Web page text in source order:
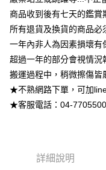
流程，驗證手機門號後，選
成交易。
3.實際核准額度、可分期數
4.訂單成立30分鐘內，如未
法說明評估內容。
【繳款方式說明】
1.分期款項不併入電信帳單
醒簡訊。
2.透過簡訊連結打開帳單後
用戶於交易時，得透過本服
【關於「AFTEE先享後付」
AFTEE先享後付是「在收到
便利好安心！
１．簡單：不需註冊會員、
２．便利：只要手機號碼，
【「AFTEE先享後付」結帳
１．於結帳方式選擇「
結帳頁面，進行簡訊認證並
※ 請注意：結帳手續完成當
購買商品的店家。未經商家
運送方式
➤一般商品『宅配寄送』
樓 3.購買大型家具，可一
免運費
每筆NT$3,000，滿
商品收到後有七天的鑑賞
所有退貨及換貨的商品必
一年內非人為因素損壞有
超過一年的部分會視情況
搬運過程中，稍微擦傷皆
★不熟網路下單，可加
★客服電話：04-7705500
詳細說明